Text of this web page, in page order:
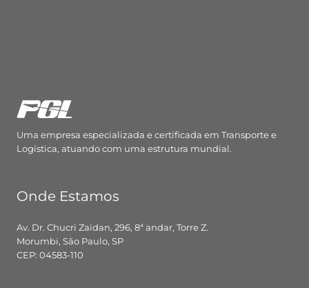
Uma empresa especializada e certificada em Transporte e
Logística, atuando com uma estrutura mundial.
Onde Estamos
Av. Dr. Chucri Zaidan, 296, 8ª andar, Torre Z.
Morumbi, São Paulo, SP
CEP: 04583-110